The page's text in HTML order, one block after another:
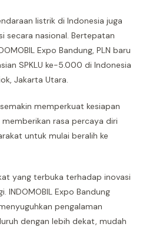
listrik di Indonesia juga
secara nasional. Bertepatan
Expo Bandung, PLN baru
SPKLU ke-5.000 di Indonesia
Jakarta Utara.
memperkuat kesiapan
rasa percaya diri
untuk mulai beralih ke
yang terbuka terhadap inovasi
INDOMOBIL Expo Bandung
pengalaman
dengan lebih dekat, mudah